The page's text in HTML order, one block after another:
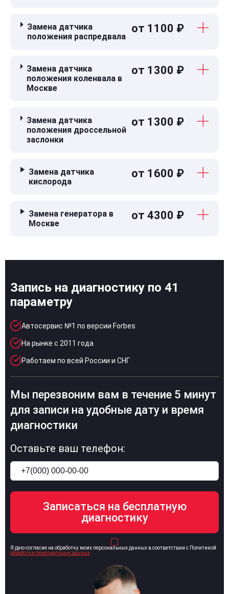
Замена датчика
положения распредвала
от 1100 ₽
Замена датчика
положения коленвала в
Москве
от 1300 ₽
Замена датчика
положения дроссельной
заслонки
от 1300 ₽
Замена датчика
кислорода
от 1600 ₽
Замена генератора в
Москве
от 4300 ₽
Запись на диагностику по 41
параметру
Автосервис №1 по версии Forbes
На рынке с 2011 года
Работаем по всей России и СНГ
Мы перезвоним вам в течение 5 минут
для записи на удобные дату и время
диагностики
Оставьте ваш телефон:
Я даю согласие на обработку моих персональных данных в соответствии с Политикой
обработки персональных данных